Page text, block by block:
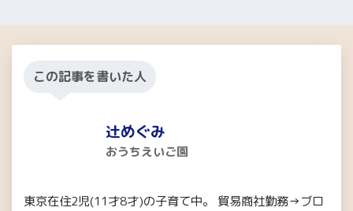
この記事を書いた人
辻めぐみ
おうちえいご園
東京在住2児(11才8才)の子育て中。 貿易商社勤務→ブロ